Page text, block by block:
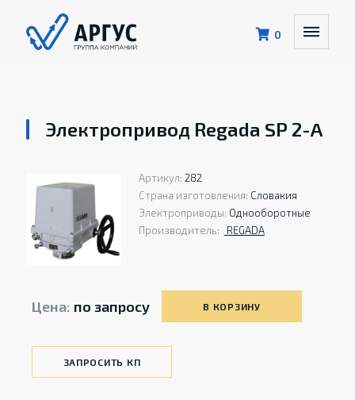
0
Электропривод Regada SP 2-A
Артикул: 282
Страна изготовления: Словакия
Электроприводы: Однооборотные
Производитель:
REGADA
Цена: по запросу В КОРЗИНУ
ЗАПРОСИТЬ КП